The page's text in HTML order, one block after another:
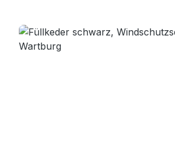
Bildergalerie überspringen